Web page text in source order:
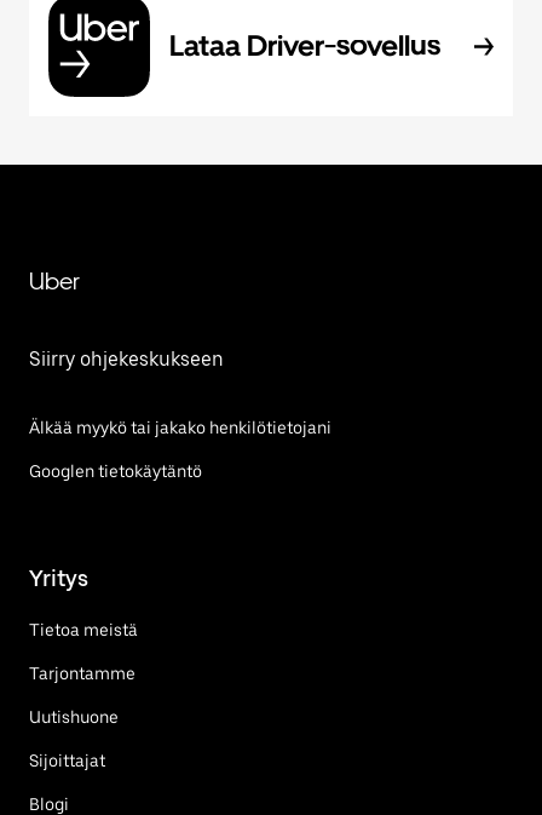
Lataa Driver-sovellus
Uber
Siirry ohjekeskukseen
Älkää myykö tai jakako henkilötietojani
Googlen tietokäytäntö
Yritys
Tietoa meistä
Tarjontamme
Uutishuone
Sijoittajat
Blogi